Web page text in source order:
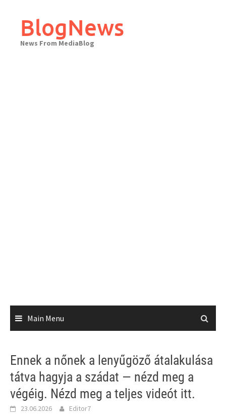
contentBlogNews
News From MediaBlog
Main Menu
Ennek a nőnek a lenyűgöző átalakulása
tátva hagyja a szádat — nézd meg a
végéig. Nézd meg a teljes videót itt.
23.06.2026 Editor7